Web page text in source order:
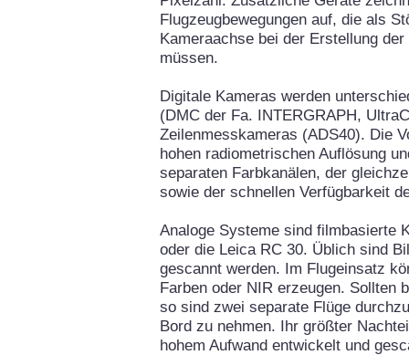
Flugzeugbewegungen auf, die als
Kameraachse bei der Erstellung
müssen.
Digitale Kameras werden
(DMC der Fa. INTERGRAPH,
Zeilenmesskameras (ADS40). Die
hohen radiometrischen Auflösung
separaten Farbkanälen, der
sowie der schnellen Verfügbarkeit
Analoge Systeme sind filmbasierte
oder die Leica RC 30. Üblich sind
gescannt werden. Im Flugeinsatz
Farben oder NIR erzeugen. Sollten
so sind zwei separate Flüge
Bord zu nehmen. Ihr größter
hohem Aufwand entwickelt und